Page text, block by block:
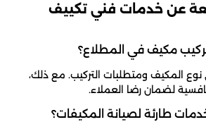
عن خدمات فني تكييف
نوع المكيف ومتطلبات التركيب. مع ذلك،
لضمان رضا العملاء.